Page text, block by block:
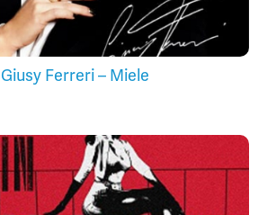
Giusy Ferreri – Miele